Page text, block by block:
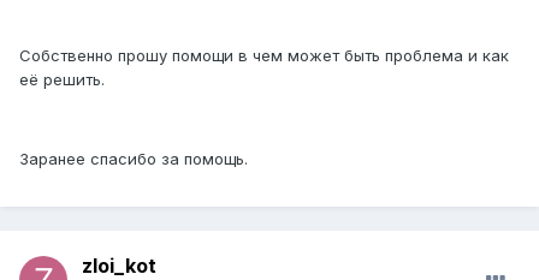
Собственно прошу помощи в чем может быть проблема и как
её решить.
Заранее спасибо за помощь.
zloi_kot